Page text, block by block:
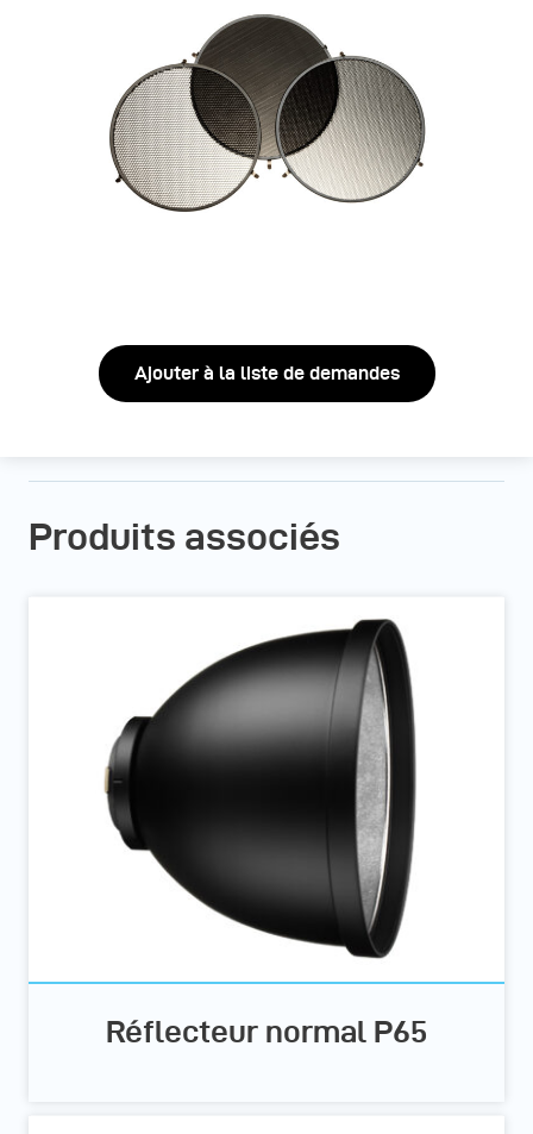
Ajouter à la liste de demandes
Produits associés
Réflecteur normal P65